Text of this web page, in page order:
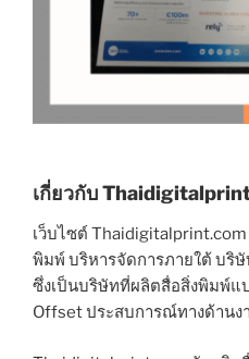
เกี่ยวกับ
เว็บไซต์
พิมพ์ บริหารจัดการภายใต้ บริษั
ซึ่งเป็นบริษัทที่ผลิตสื่อสิ่งพิมพ์แ
Offset ประสบการณ์ทางด้านง